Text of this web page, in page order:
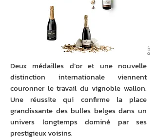
© DR
Deux médailles d’or et une nouvelle
distinction internationale viennent
couronner le travail du vignoble wallon.
Une réussite qui confirme la place
grandissante des bulles belges dans un
univers longtemps dominé par ses
prestigieux voisins.